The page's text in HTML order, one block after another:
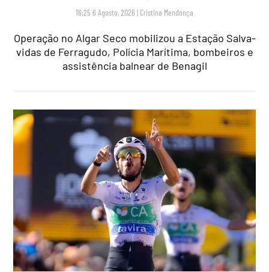
16:25 6 Agosto, 2026 | Cristina Mendonça
Operação no Algar Seco mobilizou a Estação Salva-
vidas de Ferragudo, Polícia Marítima, bombeiros e
assistência balnear de Benagil